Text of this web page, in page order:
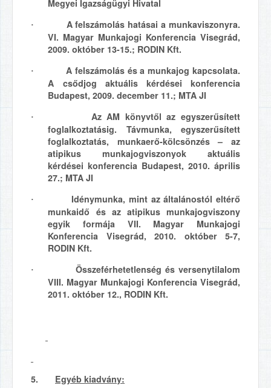
Megyei Igazságügyi Hivatal
·
A felszámolás hatásai a munkaviszonyra.
VI. Magyar Munkajogi Konferencia Visegrád,
2009. október 13-15.; RODIN Kft.
·
A felszámolás és a munkajog kapcsolata.
A csődjog aktuális kérdései konferencia
Budapest, 2009. december 11.; MTA JI
·
Az AM könyvtől az egyszerűsített
foglalkoztatásig. Távmunka, egyszerűsített
foglalkoztatás, munkaerő-kölcsönzés – az
atipikus munkajogviszonyok aktuális
kérdései konferencia Budapest, 2010. április
27.; MTA JI
·
Idénymunka, mint az általánostól eltérő
munkaidő és az atipikus munkajogviszony
egyik formája VII. Magyar Munkajogi
Konferencia Visegrád, 2010. október 5-7,
RODIN Kft.
·
Összeférhetetlenség és versenytilalom
VIII. Magyar Munkajogi Konferencia Visegrád,
2011. október 12., RODIN Kft.
5. Egyéb kiadvány: